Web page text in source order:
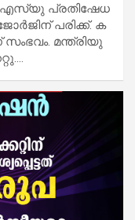
പ്ര​തി​ഷേ​ധ​
പ​രി​ക്ക്. ക​
സം​ഭ​വം. മ​ന്ത്രി​യു​